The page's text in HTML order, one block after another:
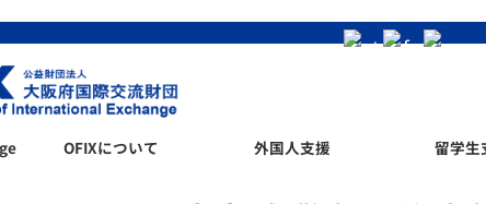
OFIXについて 外国人支援 留学生